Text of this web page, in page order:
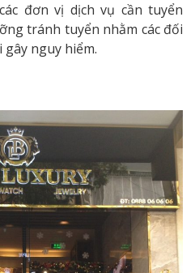
đơn vị dịch vụ cần tuyển
tránh tuyển nhằm các đối
nguy hiểm.